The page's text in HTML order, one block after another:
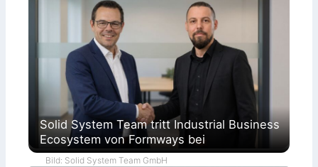
Solid System Team tritt Industrial Business
Ecosystem von Formways bei
Bild: Solid System Team GmbH